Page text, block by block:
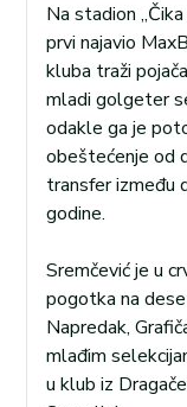
Na stadion
prvi najavio
kluba traži
mladi golgeter
odakle ga je
obeštećenje od
transfer između
godine.
Sremčević je u
pogotka na
Napredak,
mlađim
u klub iz